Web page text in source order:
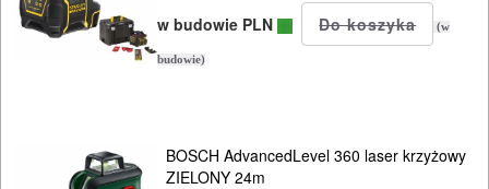
lasery
obrotowe
punktowe
w budowie PLN
(w
budowie)
BOSCH AdvancedLevel 360 laser krzyżowy
ZIELONY 24m